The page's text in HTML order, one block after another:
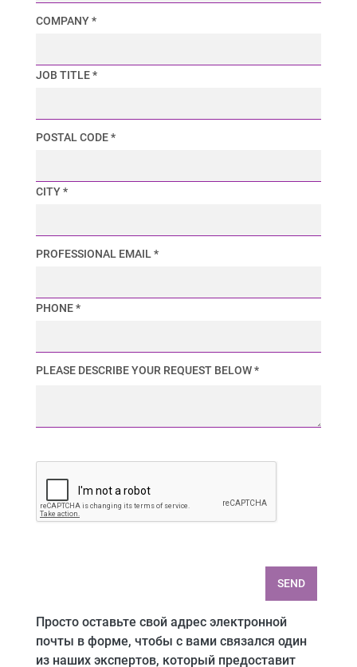
COMPANY *
JOB TITLE *
POSTAL CODE *
CITY *
PROFESSIONAL EMAIL *
PHONE *
PLEASE DESCRIBE YOUR REQUEST BELOW *
SEND
Просто оставьте свой адрес электронной
почты в форме, чтобы с вами связался один
из наших экспертов, который предоставит